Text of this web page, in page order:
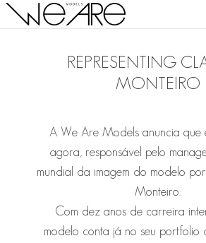
We Are Models
REPRESENTING
MONTEIRO
A We Are Models anuncia
agora, responsável pelo
mundial da imagem do modelo
Monteiro.
Com dez anos de carreira
modelo conta já no seu portfolio